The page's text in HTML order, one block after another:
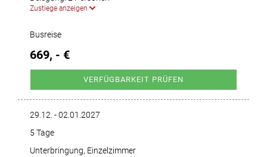
Zustiege anzeigen
Busreise
669, - €
VERFÜGBARKEIT PRÜFEN
29.12. - 02.01.2027
5 Tage
Unterbringung, Einzelzimmer